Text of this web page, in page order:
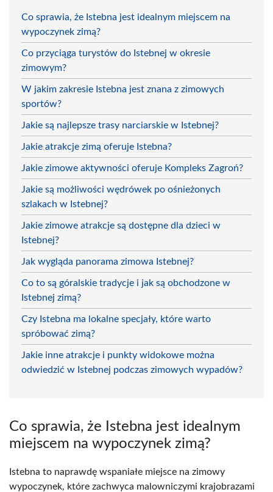
Co sprawia, że Istebna jest idealnym miejscem na
wypoczynek zimą?
Co przyciąga turystów do Istebnej w okresie
zimowym?
W jakim zakresie Istebna jest znana z zimowych
sportów?
Jakie są najlepsze trasy narciarskie w Istebnej?
Jakie atrakcje zimą oferuje Istebna?
Jakie zimowe aktywności oferuje Kompleks Zagroń?
Jakie są możliwości wędrówek po ośnieżonych
szlakach w Istebnej?
Jakie zimowe atrakcje są dostępne dla dzieci w
Istebnej?
Jak wygląda panorama zimowa Istebnej?
Co to są góralskie tradycje i jak są obchodzone w
Istebnej zimą?
Czy Istebna ma lokalne specjały, które warto
spróbować zimą?
Jakie inne atrakcje i punkty widokowe można
odwiedzić w Istebnej podczas zimowych wypadów?
Co sprawia, że Istebna jest idealnym
miejscem na wypoczynek zimą?
Istebna to naprawdę wspaniałe miejsce na zimowy
wypoczynek, które zachwyca malowniczymi krajobrazami